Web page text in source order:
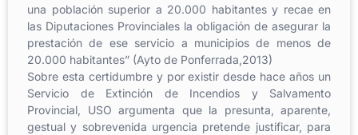
una población superior a 20.000 habitantes y recae en
las Diputaciones Provinciales la obligación de asegurar la
prestación de ese servicio a municipios de menos de
20.000 habitantes” (Ayto de Ponferrada,2013)
Sobre esta certidumbre y por existir desde hace años un
Servicio de Extinción de Incendios y Salvamento
Provincial, USO argumenta que la presunta, aparente,
gestual y sobrevenida urgencia pretende justificar, para